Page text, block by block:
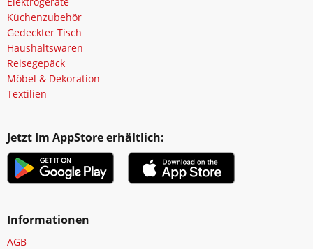
Küchenzubehör
Gedeckter Tisch
Haushaltswaren
Reisegepäck
Möbel & Dekoration
Textilien
Jetzt Im AppStore erhältlich:
Informationen
AGB